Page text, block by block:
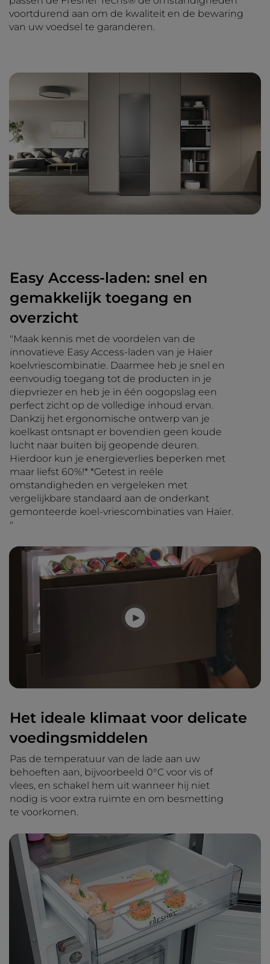
voortdurend aan om de kwaliteit en de bewaring
van uw voedsel te garanderen.
Easy Access-laden: snel en
gemakkelijk toegang en
overzicht
"Maak kennis met de voordelen van de
innovatieve Easy Access-laden van je Haier
koelvriescombinatie. Daarmee heb je snel en
eenvoudig toegang tot de producten in je
diepvriezer en heb je in één oogopslag een
perfect zicht op de volledige inhoud ervan.
Dankzij het ergonomische ontwerp van je
koelkast ontsnapt er bovendien geen koude
lucht naar buiten bij geopende deuren.
Hierdoor kun je energieverlies beperken met
maar liefst 60%!* *Getest in reële
omstandigheden en vergeleken met
vergelijkbare standaard aan de onderkant
gemonteerde koel-vriescombinaties van Haier.
"
Het ideale klimaat voor delicate
voedingsmiddelen
Pas de temperatuur van de lade aan uw
behoeften aan, bijvoorbeeld 0°C voor vis of
vlees, en schakel hem uit wanneer hij niet
nodig is voor extra ruimte en om besmetting
te voorkomen.